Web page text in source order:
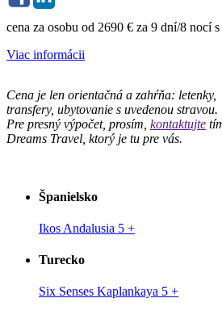
cena za osobu od 2690 € za 9 dní/8 nocí
Viac informácii
Cena je len orientačná a zahŕňa: letenky,
transfery, ubytovanie s uvedenou stravou.
Pre presný výpočet, prosím, kontaktujte
Dreams Travel, ktorý je tu pre vás.
Španielsko
Ikos Andalusia 5 +
Turecko
Six Senses Kaplankaya 5 +